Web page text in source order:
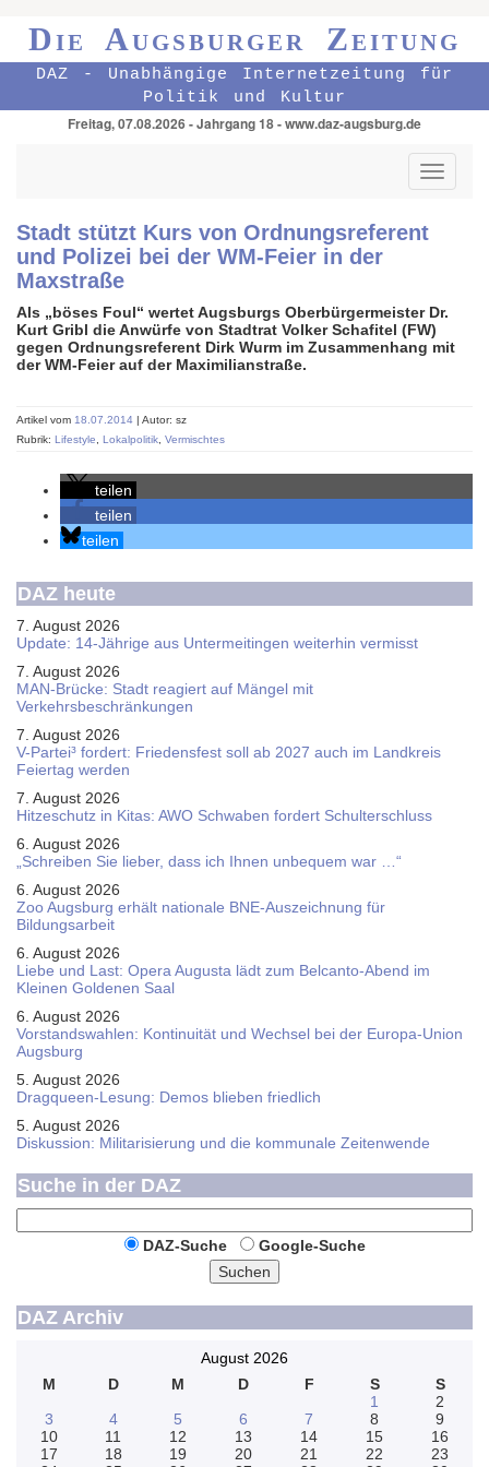
Die Augsburger Zeitung
DAZ - Unabhängige Internetzeitung für
Politik und Kultur
Freitag, 07.08.2026 - Jahrgang 18 - www.daz-augsburg.de
Toggle
Stadt stützt Kurs von Ordnungsreferent
und Polizei bei der WM-Feier in der
Maxstraße
Als „böses Foul“ wertet Augsburgs Oberbürgermeister Dr.
Kurt Gribl die Anwürfe von Stadtrat Volker Schafitel (FW)
gegen Ordnungsreferent Dirk Wurm im Zusammenhang mit
der WM-Feier auf der Maximilianstraße.
Artikel vom 18.07.2014 | Autor: sz
Rubrik: Lifestyle Lokalpolitik Vermischtes
teilen
teilen
teilen
DAZ heute
7. August 2026
Update: 14-Jährige aus Untermeitingen weiterhin vermisst
7. August 2026
MAN-Brücke: Stadt reagiert auf Mängel mit
Verkehrsbeschränkungen
7. August 2026
V-Partei­³ fordert: Friedens­fest soll ab 2027 auch im Land­kreis
Feier­tag werden
7. August 2026
Hitzeschutz in Kitas: AWO Schwaben fordert Schulterschluss
6. August 2026
„Schreiben Sie lieber, dass ich Ihnen unbequem war …“
6. August 2026
Zoo Augsburg erhält nationale BNE-Auszeichnung für
Bildungsarbeit
6. August 2026
Liebe und Last: Opera Augusta lädt zum Belcanto-Abend im
Kleinen Goldenen Saal
6. August 2026
Vorstandswahlen: Kontinuität und Wechsel bei der Europa-Union
Augsburg
5. August 2026
Dragqueen-Lesung: Demos blieben friedlich
5. August 2026
Diskussion: Mi­li­ta­ri­sie­rung und die kommunale Zeitenwende
Suche in der DAZ
DAZ-Suche
Google-Suche
Suchen
DAZ Archiv
August 2026
M
D M D F S
S
1
2
3
4 5 6 7 8
9
10
11 12 13 14 15
16
17
18 19 20 21 22
23